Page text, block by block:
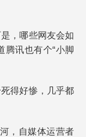
，哪些网友会如
腾讯也有个“小脚
得好惨，几乎都
，自媒体运营者